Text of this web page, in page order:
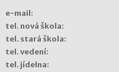
e-mail:
tel. nová škola:
tel. stará škola:
tel. vedení:
tel. jídelna: